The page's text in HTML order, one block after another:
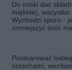
Do miski dać
miękkie), wszystko
Wychodzi sporo -
zmniejszyć ilość
Posmarować
orzechami,